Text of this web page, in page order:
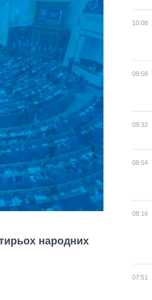
народних
10:08
09:58
09:32
08:54
08:16
07:51